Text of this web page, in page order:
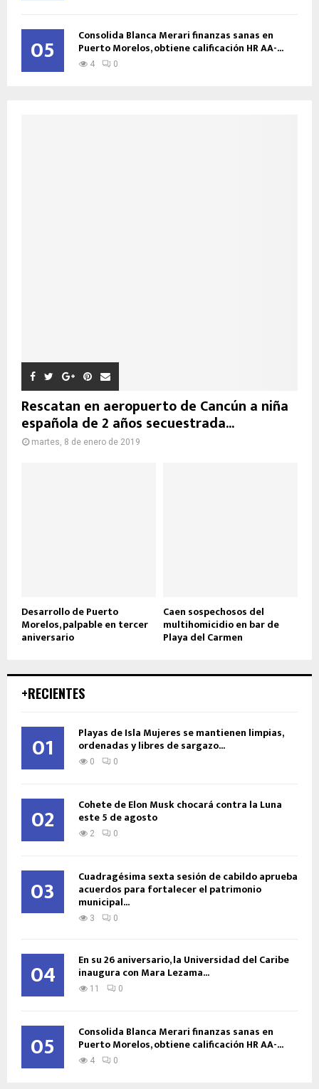
05 Consolida Blanca Merari finanzas sanas en
Puerto Morelos, obtiene calificación HR AA-...
4 0
Rescatan en aeropuerto de Cancún a niña
española de 2 años secuestrada...
martes, 8 de enero de 2019
Desarrollo de Puerto
Morelos, palpable en tercer
aniversario
Caen sospechosos del
multihomicidio en bar de
Playa del Carmen
+RECIENTES
01 Playas de Isla Mujeres se mantienen limpias,
ordenadas y libres de sargazo...
0 0
02 Cohete de Elon Musk chocará contra la Luna
este 5 de agosto
2 0
03 Cuadragésima sexta sesión de cabildo aprueba
acuerdos para fortalecer el patrimonio
municipal...
3 0
04 En su 26 aniversario, la Universidad del Caribe
inaugura con Mara Lezama...
11 0
05 Consolida Blanca Merari finanzas sanas en
Puerto Morelos, obtiene calificación HR AA-...
4 0